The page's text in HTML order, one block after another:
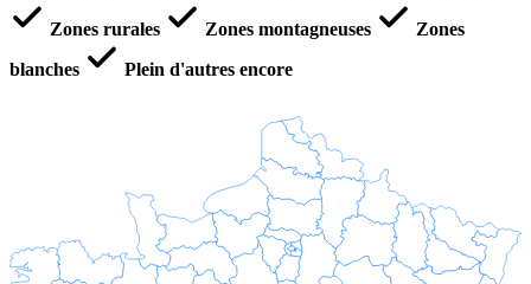
Zones rurales
Zones montagneuses
Zones
blanches
Plein d'autres encore